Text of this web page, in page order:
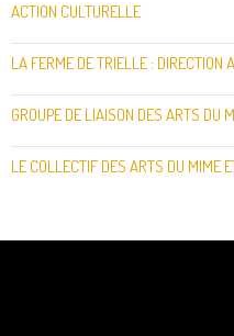
ACTION CULTURELLE
LA FERME DE TRIELLE : DIRECTION
GROUPE DE LIAISON DES ARTS DU
LE COLLECTIF DES ARTS DU MIME